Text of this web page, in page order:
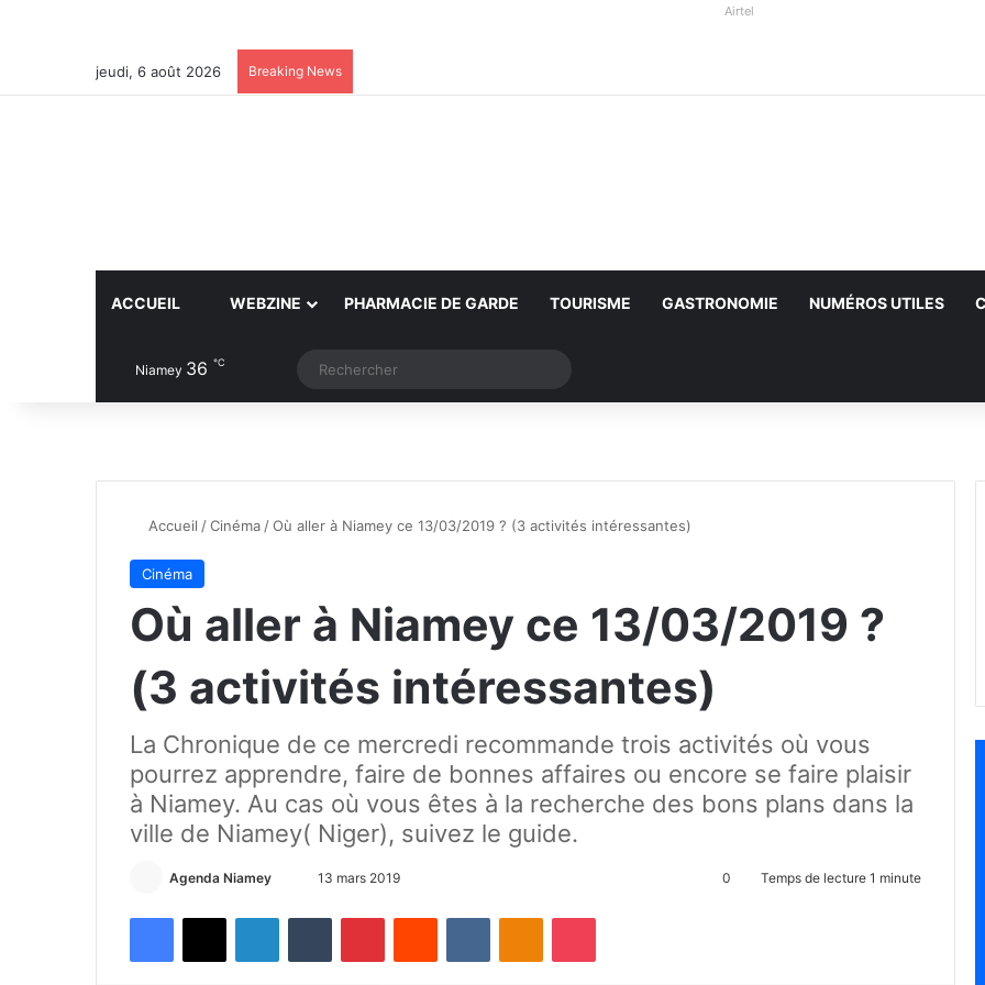
Airtel
jeudi, 6 août 2026 Breaking News
ACCUEIL WEBZINE PHARMACIE DE GARDE TOURISME GASTRONOMIE NUMÉROS UTILES
Niamey 36 ℃ Article Aléatoire
Switch skin
Accueil /Cinéma/Où aller à Niamey ce 13/03/2019 ? (3 activités intéressantes)
Cinéma
Où aller à Niamey ce 13/03/2019 ?
(3 activités intéressantes)
La Chronique de ce mercredi recommande trois activités où vous
pourrez apprendre, faire de bonnes affaires ou encore se faire plaisir
à Niamey. Au cas où vous êtes à la recherche des bons plans dans la
ville de Niamey( Niger), suivez le guide.
Agenda Niamey
o
13 mars 2019 0 Temps de lecture 1 minute